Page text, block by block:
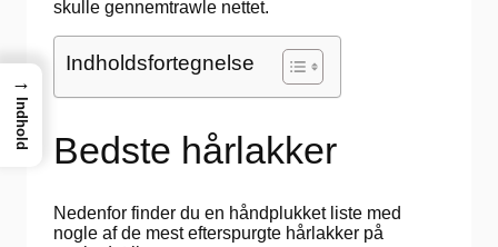
skulle gennemtrawle nettet.
Indholdsfortegnelse
Bedste hårlakker
Nedenfor finder du en håndplukket liste med
nogle af de mest efterspurgte hårlakker på
→
Indhold